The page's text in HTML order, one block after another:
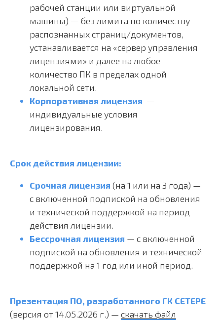
рабочей станции или виртуальной
машины) — без лимита по количеству
распознанных страниц/документов,
устанавливается на «сервер управления
лицензиями» и далее на любое
количество ПК в пределах одной
локальной сети.
Корпоративная лицензия —
индивидуальные условия
лицензирования.
Срок действия лицензии:
Срочная лицензия (на 1 или на 3 года) —
с включенной подпиской на обновления
и технической поддержкой на период
действия лицензии.
Бессрочная лицензия — с включенной
подпиской на обновления и технической
поддержкой на 1 год или иной период.
Презентация ПО, разработанного ГК СЕТЕРЕ
(версия от 14.05.2026 г.) — скачать файл